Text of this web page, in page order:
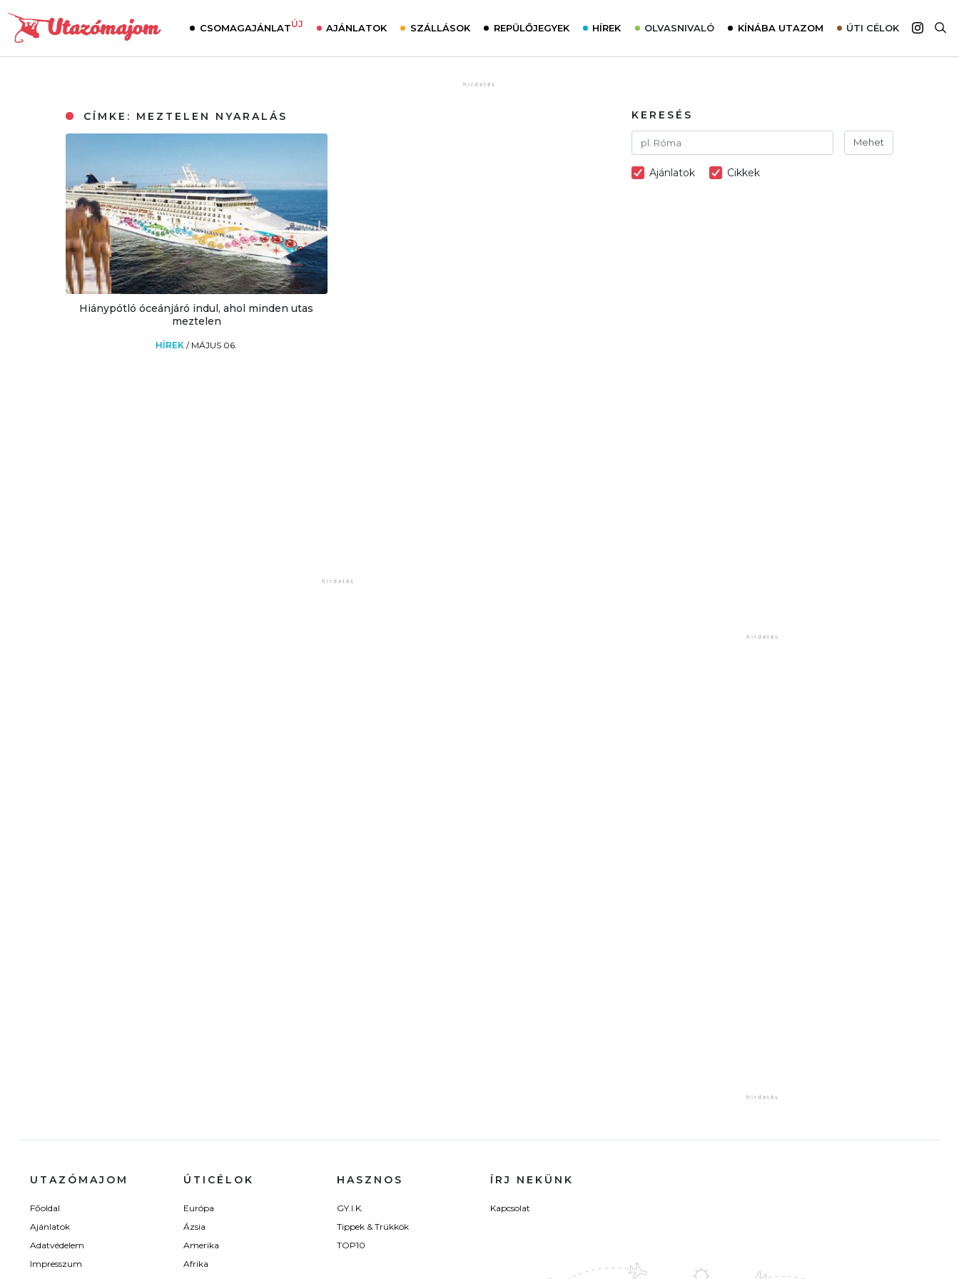
CSOMAGAJÁNLATÚJ AJÁNLATOK SZÁLLÁSOK REPÜLŐJEGYEK HÍREK OLVASNIVALÓ
Interjú
Élménybeszámolók
KÍNÁBA UTAZOM ÚTI CÉLOK
Ausztrália
CÍMKE: MEZTELEN NYARALÁS
Hiánypótló óceánjáró indul, ahol minden utas
meztelen
HÍREK/ MÁJUS 06.
KERESÉS
Mehet
Ajánlatok Cikkek
UTAZÓMAJOM
Főoldal
Ajánlatok
Adatvédelem
Impresszum
ÚTICÉLOK
Európa
Ázsia
Amerika
Afrika
HASZNOS
GY.I.K.
Tippek & Trükkök
TOP10
ÍRJ NEKÜNK
Kapcsolat